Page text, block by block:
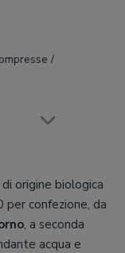
/
di origine biologica
per confezione, da
, a seconda
acqua e